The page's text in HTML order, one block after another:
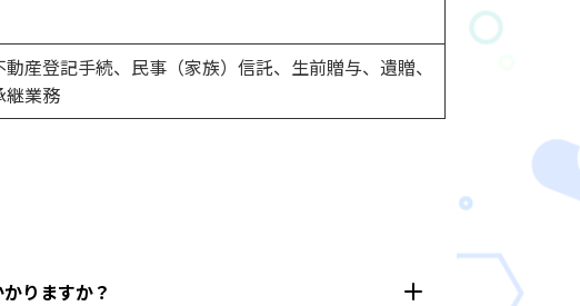
産登記手続、民事（家族）信託、生前贈与、遺贈、
継業務
りますか？